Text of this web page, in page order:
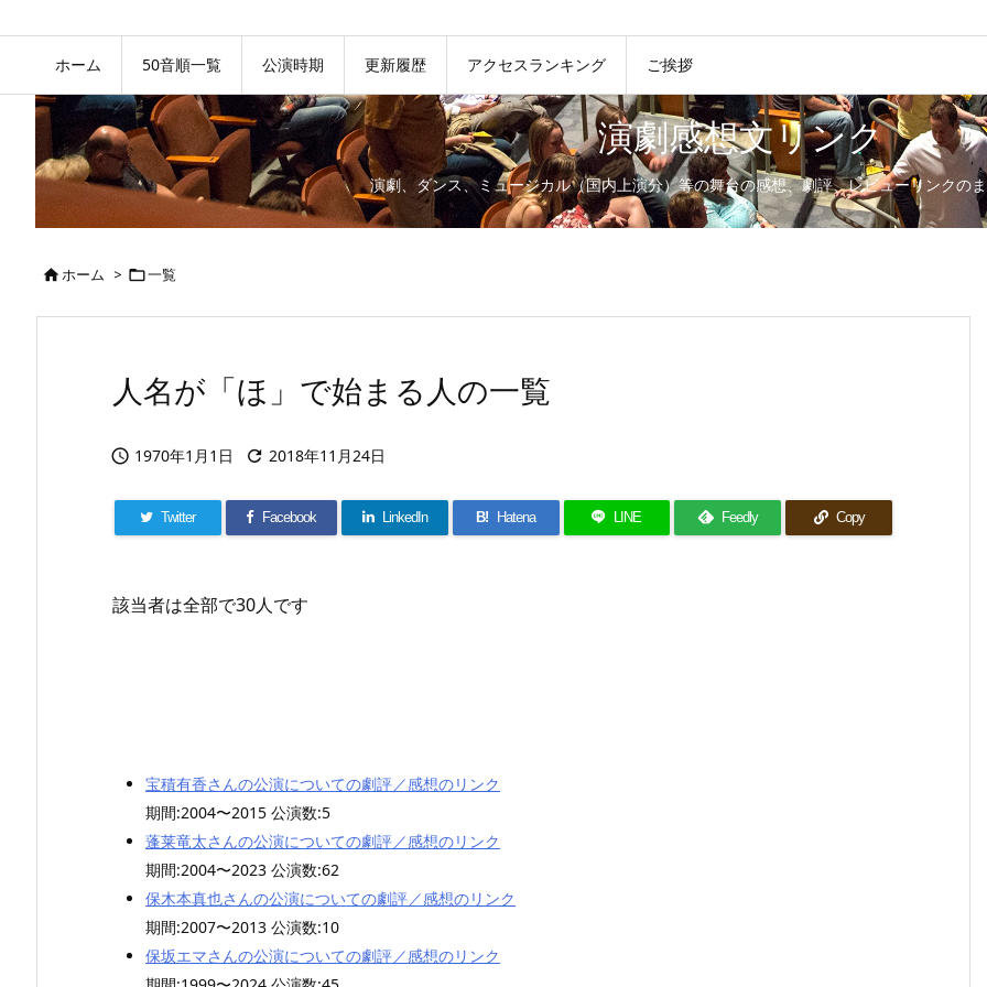
ホーム 50音順一覧 公演時期 更新履歴 アクセスランキング ご挨拶
演劇感想文リンク
演劇、ダンス、ミュージカル（国内上演分）等の舞台の感想、劇評、レビューリンクの
ホーム > 一覧
人名が「ほ」で始まる人の一覧
 1970年1月1日  2018年11月24日
Twitter Facebook LinkedIn B! Hatena LINE Feedly Copy
該当者は全部で30人です
宝積有香さんの公演についての劇評／感想のリンク
期間:2004〜2015 公演数:5
蓬莱竜太さんの公演についての劇評／感想のリンク
期間:2004〜2023 公演数:62
保木本真也さんの公演についての劇評／感想のリンク
期間:2007〜2013 公演数:10
保坂エマさんの公演についての劇評／感想のリンク